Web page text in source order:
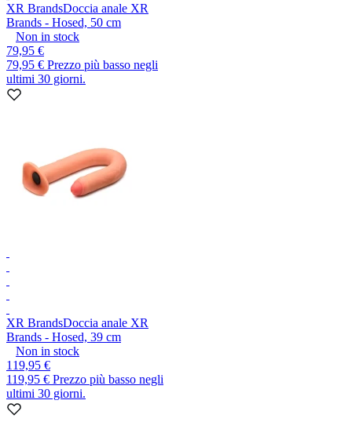
XR BrandsDoccia anale XR
Brands - Hosed, 50 cm
Non in stock
79,95 €
79,95 € Prezzo più basso negli
ultimi 30 giorni.
XR BrandsDoccia anale XR
Brands - Hosed, 39 cm
Non in stock
119,95 €
119,95 € Prezzo più basso negli
ultimi 30 giorni.